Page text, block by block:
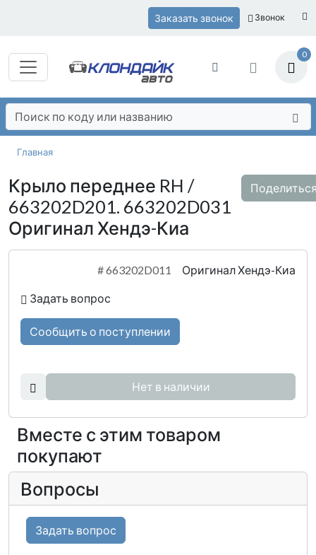
Заказать звонок Звонок
0
Главная
Крыло переднее RH /
663202D201. 663202D031
Оригинал Хендэ-Киа
#663202D011 Оригинал Хендэ-Киа
Задать вопрос
Сообщить о поступлении
Нет в наличии
Вместе с этим товаром
покупают
Вопросы
Задать вопрос